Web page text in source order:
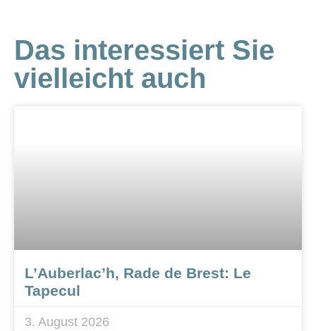
Das interessiert Sie
vielleicht auch
L’Auberlac’h, Rade de Brest: Le
Tapecul
3. August 2026